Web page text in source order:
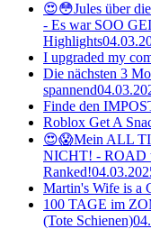
😍😳Jules über
- Es war SOO
Highlights
I upgraded my
Die nächsten 3
spannend
Finde den
Roblox Get A
😍😱Mein ALL
NICHT! - ROAD
Ranked!
Martin's Wife is a
100 TAGE im
(Tote Schienen)